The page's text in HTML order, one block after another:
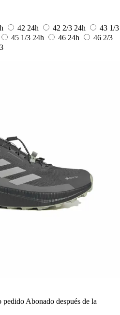
42 24h 42 2/3 24h
43 1/3
45 1/3 24h 46 24h
46 2/3
pedido Abonado después de la